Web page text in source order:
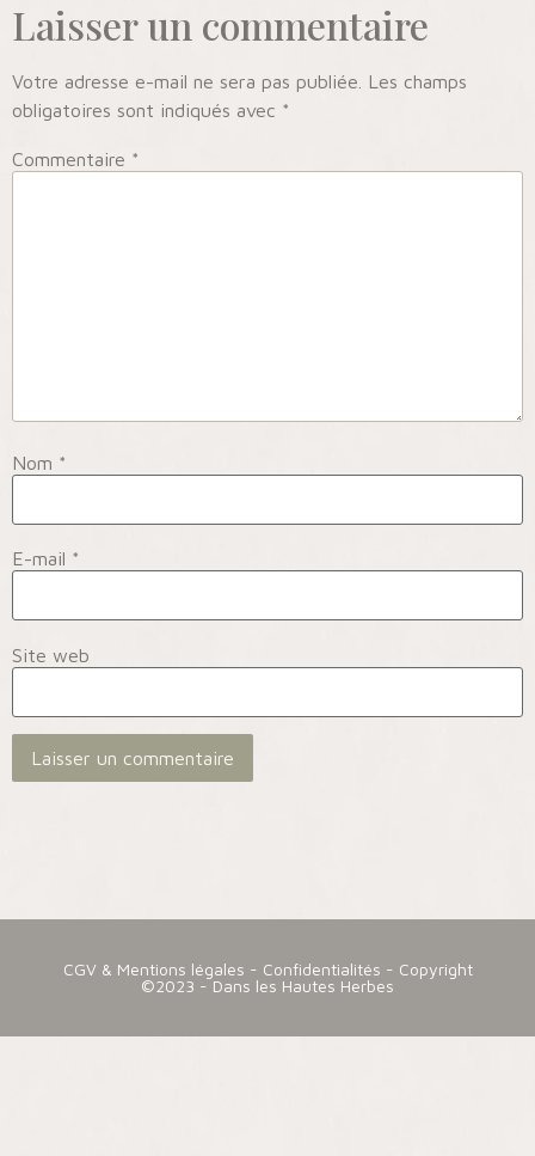
Laisser un commentaire
Votre adresse e-mail ne sera pas publiée.
Les champs
obligatoires sont indiqués avec *
Commentaire *
Nom *
E-mail *
Site web
CGV & Mentions légales - Confidentialités - Copyright
©2023 - Dans les Hautes Herbes